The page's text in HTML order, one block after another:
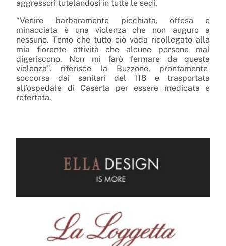
aggressori tutelandosi in tutte le sedi.
“Venire barbaramente picchiata, offesa e
minacciata è una violenza che non auguro a
nessuno. Temo che tutto ciò vada ricollegato alla
mia fiorente attività che alcune persone mal
digeriscono. Non mi farò fermare da questa
violenza”, riferisce la Buzzone, prontamente
soccorsa dai sanitari del 118 e trasportata
all’ospedale di Caserta per essere medicata e
refertata.